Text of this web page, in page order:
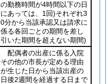
の勤務時間が4時間以下の日
にあっては、1回)それぞれ3
0分から当該承認又は請求に
係る各回ごとの期間を差し
引いた期間を超えない期間)
配偶者の出産に係る入院
その他の市長が定める理由
が生じた日から当該出産の
日後2週間を経過する日まで